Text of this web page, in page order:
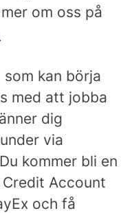
om oss på
kan börja
med att jobba
dig
via
kommer bli en
Account
och få